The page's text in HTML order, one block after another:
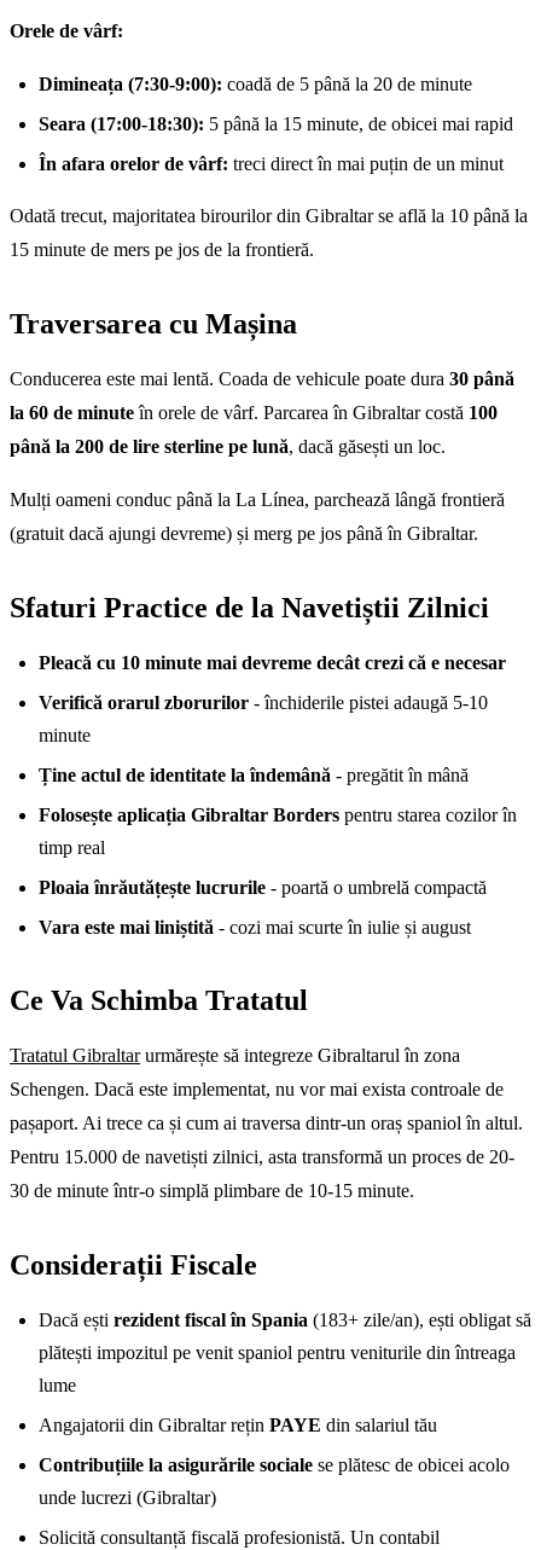
Orele de vârf:
Dimineața (7:30-9:00): coadă de 5 până la 20 de minute
Seara (17:00-18:30): 5 până la 15 minute, de obicei mai rapid
În afara orelor de vârf: treci direct în mai puțin de un minut
Odată trecut, majoritatea birourilor din Gibraltar se află la 10 până la
15 minute de mers pe jos de la frontieră.
Traversarea cu Mașina
Conducerea este mai lentă. Coada de vehicule poate dura 30 până
la 60 de minuteîn orele de vârf. Parcarea în Gibraltar costă 100
până la 200 de lire sterline pe lună, dacă găsești un loc.
Mulți oameni conduc până la La Línea, parchează lângă frontieră
(gratuit dacă ajungi devreme) și merg pe jos până în Gibraltar.
Sfaturi Practice de la Navetiștii Zilnici
Pleacă cu 10 minute mai devreme decât crezi că e necesar
Verifică orarul zborurilor - închiderile pistei adaugă 5-10
minute
Ține actul de identitate la îndemână - pregătit în mână
Folosește aplicația Gibraltar Borders pentru starea cozilor în
timp real
Ploaia înrăutățește lucrurile - poartă o umbrelă compactă
Vara este mai liniștită - cozi mai scurte în iulie și august
Ce Va Schimba Tratatul
Tratatul Gibraltarurmărește să integreze Gibraltarul în zona
Schengen. Dacă este implementat, nu vor mai exista controale de
pașaport. Ai trece ca și cum ai traversa dintr-un oraș spaniol în altul.
Pentru 15.000 de navetiști zilnici, asta transformă un proces de 20-
30 de minute într-o simplă plimbare de 10-15 minute.
Considerații Fiscale
Dacă ești rezident fiscal în Spania (183+ zile/an), ești obligat să
plătești impozitul pe venit spaniol pentru veniturile din întreaga
lume
Angajatorii din Gibraltar rețin PAYE din salariul tău
Contribuțiile la asigurările sociale se plătesc de obicei acolo
unde lucrezi (Gibraltar)
Solicită consultanță fiscală profesionistă. Un contabil